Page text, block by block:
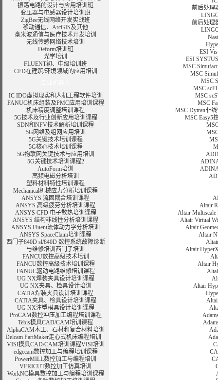
振荡电路的设计与应用培训班
变压器与电感器设计培训班
ZigBee无线网络开发实战班
移动通信、 ArcGIS及其他
毫米波通信与医疗技术开发培训
无线传感网络技术培训
Deform培训班
光学培训
FLUENT初、中级培训班
CFD在建筑/环境领域的应用培训
IC IDO虚拟现实和人机工程软件培训
FANUC机床组装及PMC应用培训课程
机床精度调整培训课程
5G技术及行业创新应用培训课程
SDN和NFV技术解析培训课程
5G网络及组网应用培训
5G关键技术培训课程
5G核心技术培训课程
5G物联网关键技术与应用培训
5G关键技术培训课程2
AutoForm培训
高频电磁分析培训
塑料材料特性培训课程
Mechanical机械应力分析培训课程
ANSYS 流固耦合培训课程
ANSYS 高级疲劳分析培训课程
ANSYS CFD 电子散热培训课程
ANSYS 结构非线性分析培训课程
ANSYS Fluent流体动力学分析培训
ANSYS SpaceClaim培训课程
西门子840D sl/840D 数控系统故障诊断
与维修培训西门子培训
FANCU数控高级技术培训
FANCU数控高级技术培训课程
FANUC驱动电路维修培训课程
UG NX焊装夹具设计培训课程
UG NX夹具、检具设计培训
CATIA焊装夹具设计培训课程
CATIA夹具、检具设计培训课程
UG NX注塑模具设计培训课程
ProCAM数控冲压加工编程培训课程
Tebis模具CAD/CAM培训课程
AlphaCAM木工、石材和复合材料培训
Delcam PartMaker走心式机床编程培训
VISI模具CAD/CAM培训课程VISI培训
edgecam数控加工与编程培训课程
PowerMILL数控加工与编程培训
VERICUT数控加工仿真培训
WorkNC模具数控加工与编程培训 课程
前后处理
前后处理
ESI
ESI
MSC
MSC
MSC
MSC
MSC
MSC
MSC Dytran非
MSC Easy5
Altair
Altair
Altair Virtual
Altair
Altair
Altair
Altair
Altair